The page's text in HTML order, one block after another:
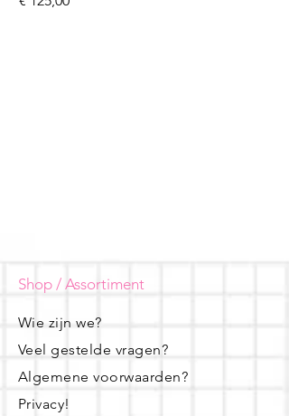
Shop / Assortiment
Wie zijn we?
Veel gestelde vragen?
Algemene voorwaarden?
Privacy!